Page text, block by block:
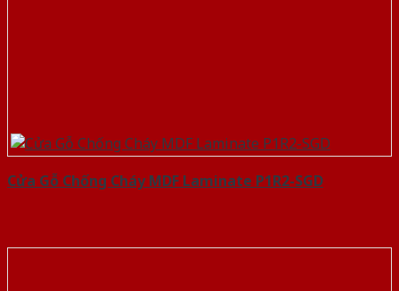
Cửa Gỗ Chống Cháy MDF Laminate P1R2-SGD